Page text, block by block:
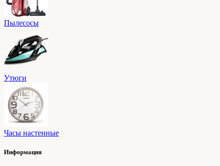
Пылесосы
Утюги
Часы настенные
Информация